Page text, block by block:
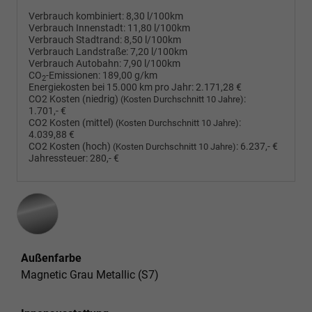
Verbrauch kombiniert: 8,30 l/100km
Verbrauch Innenstadt: 11,80 l/100km
Verbrauch Stadtrand: 8,50 l/100km
Verbrauch Landstraße:7,20 l/100km
Verbrauch Autobahn:7,90 l/100km
CO2-Emissionen: 189,00 g/km
Energiekosten bei 15.000 km pro Jahr: 2.171,28 €
CO2 Kosten (niedrig) (Kosten Durchschnitt 10 Jahre):
1.701,- €
CO2 Kosten (mittel) (Kosten Durchschnitt 10 Jahre):
4.039,88 €
CO2 Kosten (hoch) (Kosten Durchschnitt 10 Jahre): 6.237,- €
Jahressteuer: 280,- €
Außenfarbe
Magnetic Grau Metallic (S7)